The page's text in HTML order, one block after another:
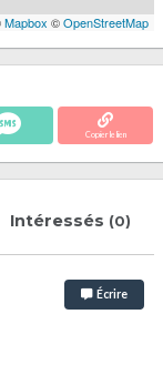
Mapbox ©OpenStreetMap
Copier le lien
Intéressés (0)
Écrire